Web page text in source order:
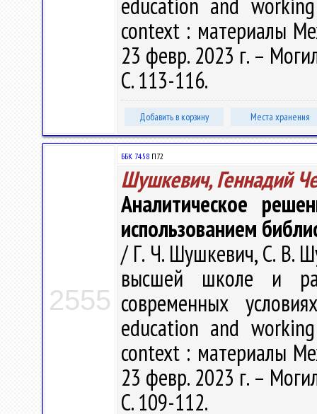
context : материалы
23 февр. 2023 г. –
С. 113-116.
Добавить в корзину Места хранения
2555
ББК 74.58 П72
Шушкевич, Геннадий
Аналитическое
использованием
/ Г. Ч. Шушкевич, С. В.
высшей школе и
современных
education and
context : материалы
23 февр. 2023 г. –
С. 109-112.